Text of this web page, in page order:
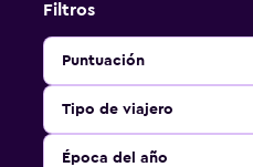
Filtros
Puntuación
Tipo de viajero
Época del año